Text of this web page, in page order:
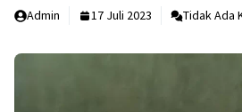
Admin 17 Juli 2023 Tidak Ada